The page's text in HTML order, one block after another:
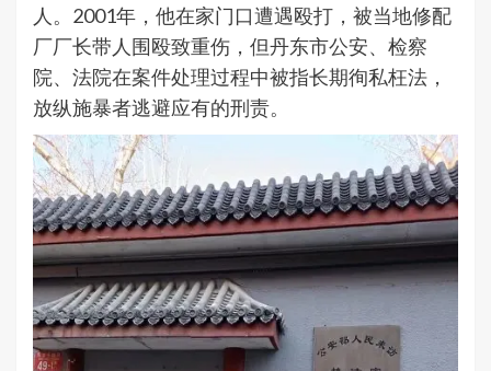
人。2001年，他在家门口遭遇殴打，被当地修配
厂厂长带人围殴致重伤，但丹东市公安、检察
院、法院在案件处理过程中被指长期徇私枉法，
放纵施暴者逃避应有的刑责。